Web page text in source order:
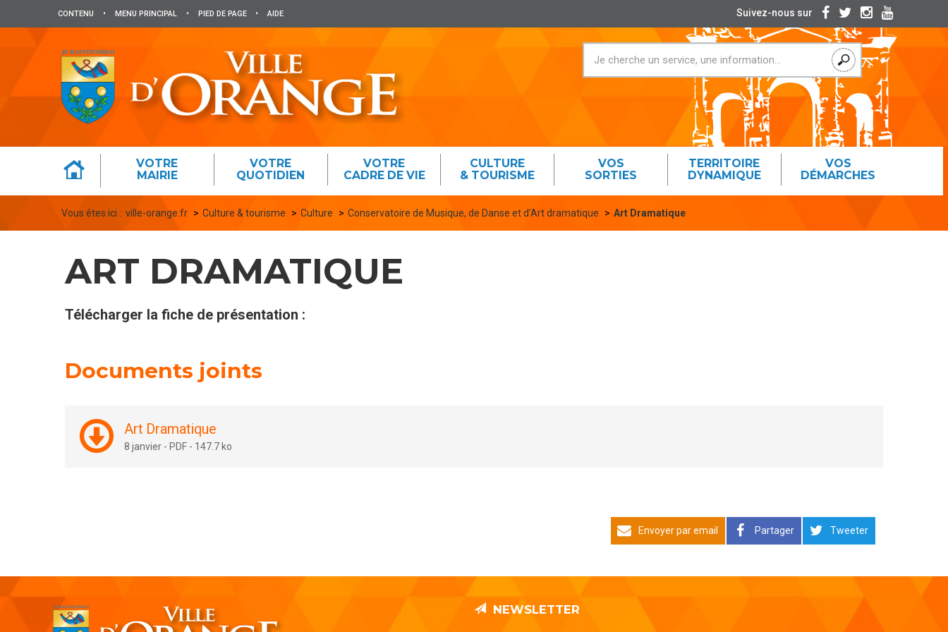
CONTENU • MENU PRINCIPAL • PIED DE PAGE • AIDE
VOTRE
MAIRIE
VOTRE
QUOTIDIEN
VOTRE
CADRE DE VIE
CULTURE
& TOURISME
VOS
SORTIES
TERRITOIRE
DYNAMIQUE
VOS
DÉMARCHES
Suivez-nous sur
Vous êtes ici : ville-orange.fr Culture & tourisme Culture Conservatoire de Musique, de Danse et d’Art dramatique Art Dramatique
ART DRAMATIQUE
Télécharger la fiche de présentation :
Documents joints
Art Dramatique
8 janvier - PDF - 147.7 ko
Envoyer par email Partager Tweeter
NEWSLETTER